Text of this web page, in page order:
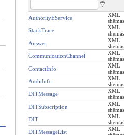
AuthorityEService
XML
shēmas
StackTrace
XML
shēmas
Answer
XML
shēmas
CommunicationChannel
XML
shēmas
ContactInfo
XML
shēmas
AuditInfo
XML
shēmas
DITMessage
XML
shēmas
DITSubscription
XML
shēmas
DIT
XML
shēmas
DITMessageList
XML